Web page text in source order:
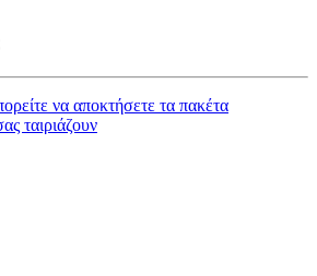
να αποκτήσετε τα πακέτα
ταιριάζουν